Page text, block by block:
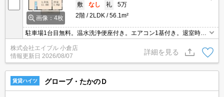
画像：4枚
敷
なし 礼
5万
2階
2LDK 56.1m²
駐車場1台目無料。温水洗浄便座付き。エアコン1基付き。退室時清
株式会社エイブル 小倉店
情報更新日 2026/08/07
詳細を見る
賃貸ハイツ グローブ・たかのＤ